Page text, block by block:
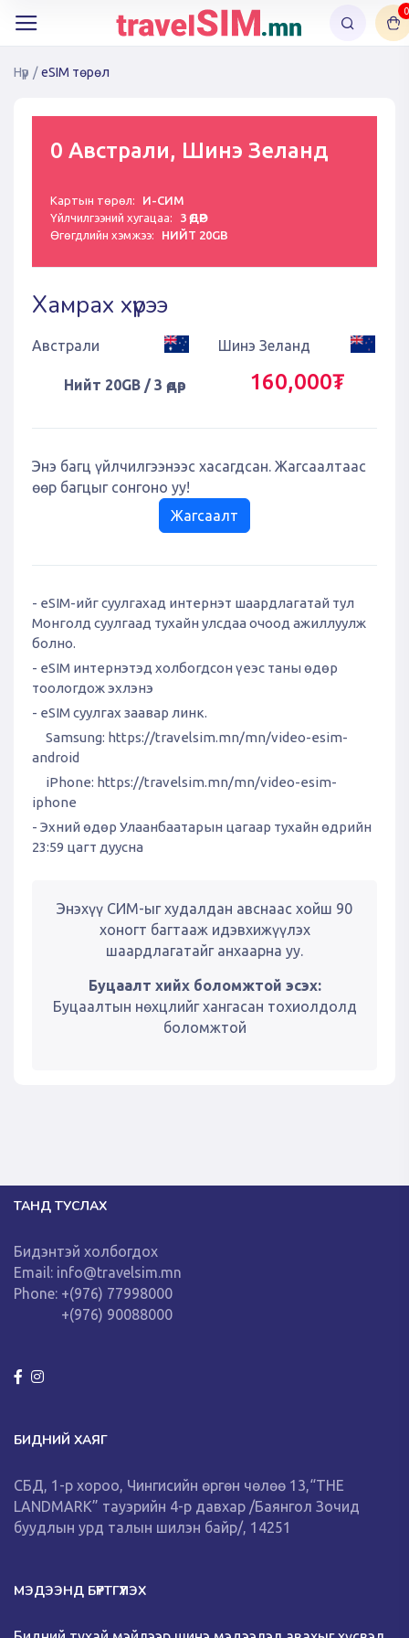
0
Нүүр / eSIM төрөл
0 Австрали, Шинэ Зеланд
Картын төрөл:
И-СИМ
Үйлчилгээний хугацаа:
3 ӨДӨР
Өгөгдлийн хэмжээ:
НИЙТ 20GB
Хамрах хүрээ
Австрали Шинэ Зеланд
Нийт 20GB / 3 өдөр 160,000₮
Энэ багц үйлчилгээнээс хасагдсан. Жагсаалтаас
өөр багцыг сонгоно уу!
Жагсаалт
- eSIM-ийг суулгахад интернэт шаардлагатай тул
Монголд суулгаад тухайн улсдаа очоод ажиллуулж
болно.
- eSIM интернэтэд холбогдсон үеэс таны өдөр
тоологдож эхлэнэ
- eSIM суулгах заавар линк.
Samsung: https://travelsim.mn/mn/video-esim-
android
iPhone: https://travelsim.mn/mn/video-esim-
iphone
- Эхний өдөр Улаанбаатарын цагаар тухайн өдрийн
23:59 цагт дуусна
Энэхүү СИМ-ыг худалдан авснаас хойш 90
хоногт багтааж идэвхижүүлэх
шаардлагатайг анхаарна уу.
Буцаалт хийх боломжтой эсэх:
Буцаалтын нөхцлийг хангасан тохиолдолд
боломжтой
ТАНД ТУСЛАХ
Бидэнтэй холбогдох
Email: info@travelsim.mn
Phone: +(976) 77998000
+(976) 90088000
БИДНИЙ ХАЯГ
СБД, 1-р хороо, Чингисийн өргөн чөлөө 13,“THE
LANDMARK” тауэрийн 4-р давхар /Баянгол Зочид
буудлын урд талын шилэн байр/, 14251
МЭДЭЭНД БҮРТГҮҮЛЭХ